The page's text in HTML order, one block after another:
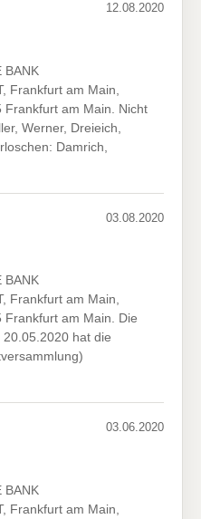
12.08.2020
BANK
Frankfurt am Main,
Frankfurt am Main. Nicht
Werner, Dreieich,
Damrich,
03.08.2020
BANK
Frankfurt am Main,
Frankfurt am Main. Die
hat die
03.06.2020
BANK
Frankfurt am Main,